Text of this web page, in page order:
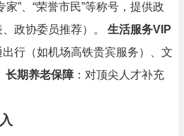
家”、“荣誉市民”等称号，提供政
政协委员推荐）。 生活服务VIP
出行（如机场高铁贵宾服务）、文
长期养老保障 ：对顶尖人才补充